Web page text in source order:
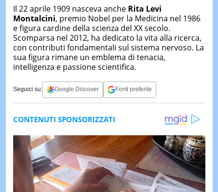
Il 22 aprile 1909 nasceva anche Rita Levi
Montalcini, premio Nobel per la Medicina nel 1986
e figura cardine della scienza del XX secolo.
Scomparsa nel 2012, ha dedicato la vita alla ricerca,
con contributi fondamentali sul sistema nervoso. La
sua figura rimane un emblema di tenacia,
intelligenza e passione scientifica.
Seguici su: Google Discover Fonti preferite